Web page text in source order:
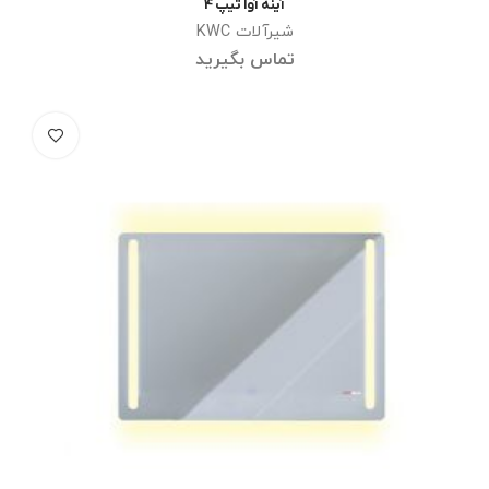
اطلاعات بیشتر
آینه آوا تیپ 4
شیرآلات KWC
تماس بگیرید